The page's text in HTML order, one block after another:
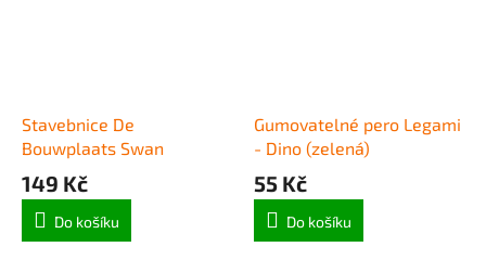
Stavebnice De
Bouwplaats Swan
149 Kč
Do košíku
Gumovatelné pero Legami
- Dino (zelená)
55 Kč
Do košíku